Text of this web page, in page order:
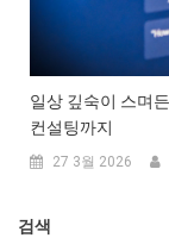
일상 깊숙이 스며
컨설팅까지
27 3월 2026
검색